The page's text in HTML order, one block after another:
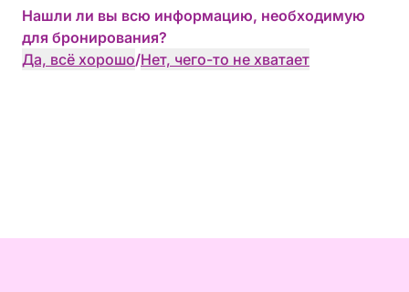
Нашли ли вы всю информацию, необходимую
для бронирования?
Да, всё хорошо/Нет, чего-то не хватает